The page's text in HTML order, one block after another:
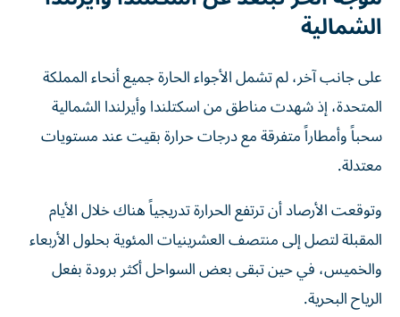
الشمالية
على جانب آخر، لم تشمل الأجواء الحارة جميع أنحاء المملكة
المتحدة، إذ شهدت مناطق من اسكتلندا وأيرلندا الشمالية
سحباً وأمطاراً متفرقة مع درجات حرارة بقيت عند مستويات
معتدلة.
وتوقعت الأرصاد أن ترتفع الحرارة تدريجياً هناك خلال الأيام
المقبلة لتصل إلى منتصف العشرينيات المئوية بحلول الأربعاء
والخميس، في حين تبقى بعض السواحل أكثر برودة بفعل
الرياح البحرية.